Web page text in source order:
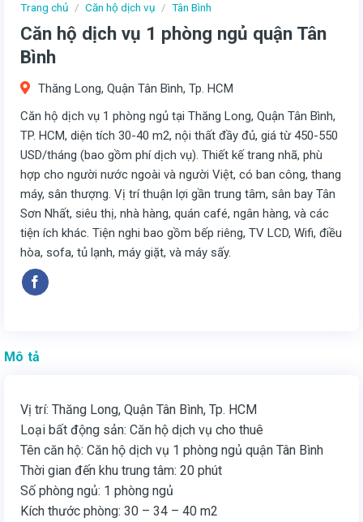
Trang chủ / Căn hộ dịch vụ / Tân Bình
Căn hộ dịch vụ 1 phòng ngủ quận Tân
Bình
Thăng Long, Quận Tân Bình, Tp. HCM
Căn hộ dịch vụ 1 phòng ngủ tại Thăng Long, Quận Tân Bình,
TP. HCM, diện tích 30-40 m2, nội thất đầy đủ, giá từ 450-550
USD/tháng (bao gồm phí dịch vụ). Thiết kế trang nhã, phù
hợp cho người nước ngoài và người Việt, có ban công, thang
máy, sân thượng. Vị trí thuận lợi gần trung tâm, sân bay Tân
Sơn Nhất, siêu thị, nhà hàng, quán café, ngân hàng, và các
tiện ích khác. Tiện nghi bao gồm bếp riêng, TV LCD, Wifi, điều
hòa, sofa, tủ lạnh, máy giặt, và máy sấy.
Mô tả
Vị trí: Thăng Long, Quận Tân Bình, Tp. HCM
Loại bất động sản: Căn hộ dịch vụ cho thuê
Tên căn hộ: Căn hộ dịch vụ 1 phòng ngủ quận Tân Bình
Thời gian đến khu trung tâm: 20 phút
Số phòng ngủ: 1 phòng ngủ
Kích thước phòng: 30 – 34 – 40 m2